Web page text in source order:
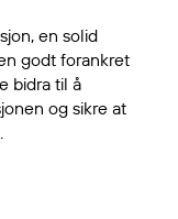
en solid
godt forankret
bidra til å
og sikre at